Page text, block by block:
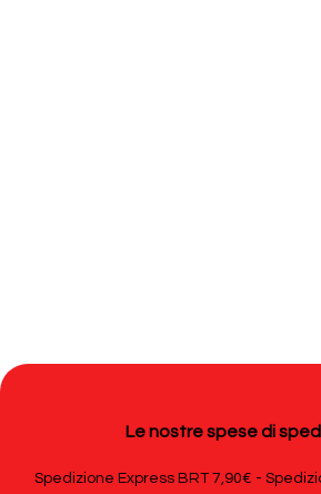
Le nostre spese di
Spedizione Express BRT 7,90€ -